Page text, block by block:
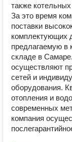
также
За это время
поставки
комплектующих
предлагаемую в
складе в
осуществляют
сетей и
оборудования.
отопления и
современных
компания